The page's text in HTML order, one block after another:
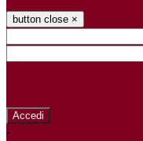
button close ×
-